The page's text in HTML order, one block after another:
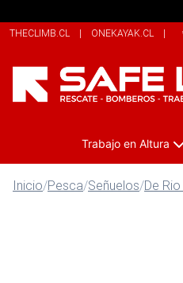
THECLIMB.CL | ONEKAYAK.CL |
Trabajo en Altura
Inicio/Pesca/Señuelos/De